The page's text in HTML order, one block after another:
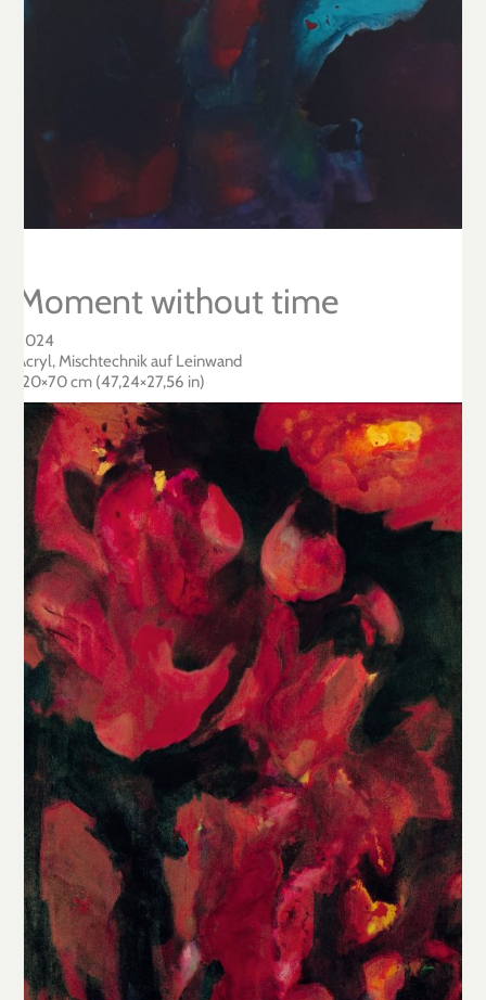
Moment without time
2024
Acryl, Mischtechnik auf Leinwand
120×70 cm (47,24×27,56 in)